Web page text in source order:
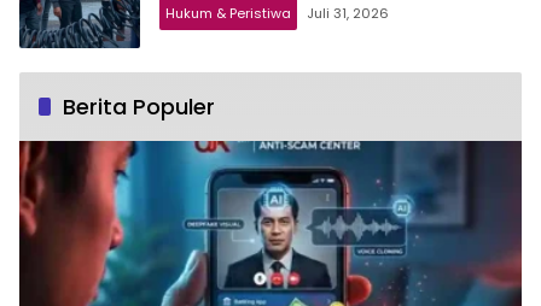
Hukum & Peristiwa Juli 31, 2026
Berita Populer